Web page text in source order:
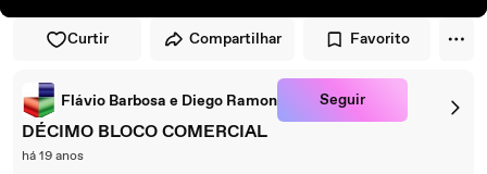
Curtir Compartilhar Favorito
Flávio Barbosa e Diego Ramon Seguir
DÉCIMO BLOCO COMERCIAL
há 19 anos